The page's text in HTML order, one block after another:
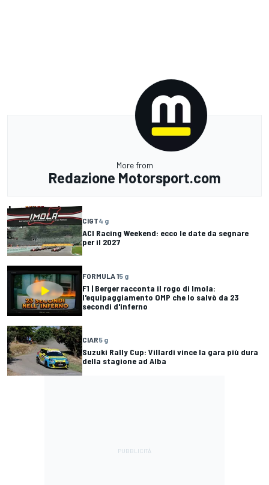
More from
Redazione Motorsport.com
CIGT4 g
ACI Racing Weekend: ecco le date da segnare
per il 2027
FORMULA 15 g
F1 | Berger racconta il rogo di Imola:
l'equipaggiamento OMP che lo salvò da 23
secondi d'inferno
CIAR5 g
Suzuki Rally Cup: Villardi vince la gara più dura
della stagione ad Alba